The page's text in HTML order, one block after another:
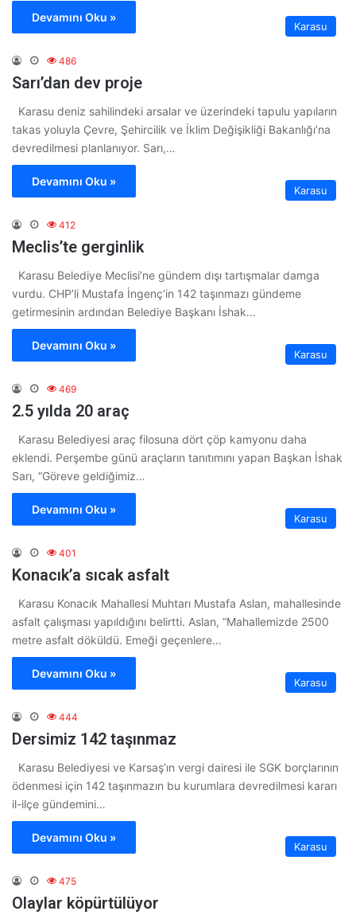
Devamını Oku »
Karasu
486
Sarı’dan dev proje
Karasu deniz sahilindeki arsalar ve üzerindeki tapulu yapıların
takas yoluyla Çevre, Şehircilik ve İklim Değişikliği Bakanlığı’na
devredilmesi planlanıyor. Sarı,…
Devamını Oku »
Karasu
412
Meclis’te gerginlik
Karasu Belediye Meclisi’ne gündem dışı tartışmalar damga
vurdu. CHP’li Mustafa İngenç’in 142 taşınmazı gündeme
getirmesinin ardından Belediye Başkanı İshak…
Devamını Oku »
Karasu
469
2.5 yılda 20 araç
Karasu Belediyesi araç filosuna dört çöp kamyonu daha
eklendi. Perşembe günü araçların tanıtımını yapan Başkan İshak
Sarı, “Göreve geldiğimiz…
Devamını Oku »
Karasu
401
Konacık’a sıcak asfalt
Karasu Konacık Mahallesi Muhtarı Mustafa Aslan, mahallesinde
asfalt çalışması yapıldığını belirtti. Aslan, “Mahallemizde 2500
metre asfalt döküldü. Emeği geçenlere…
Devamını Oku »
Karasu
444
Dersimiz 142 taşınmaz
Karasu Belediyesi ve Karsaş’ın vergi dairesi ile SGK borçlarının
ödenmesi için 142 taşınmazın bu kurumlara devredilmesi kararı
il-ilçe gündemini…
Devamını Oku »
Karasu
475
Olaylar köpürtülüyor